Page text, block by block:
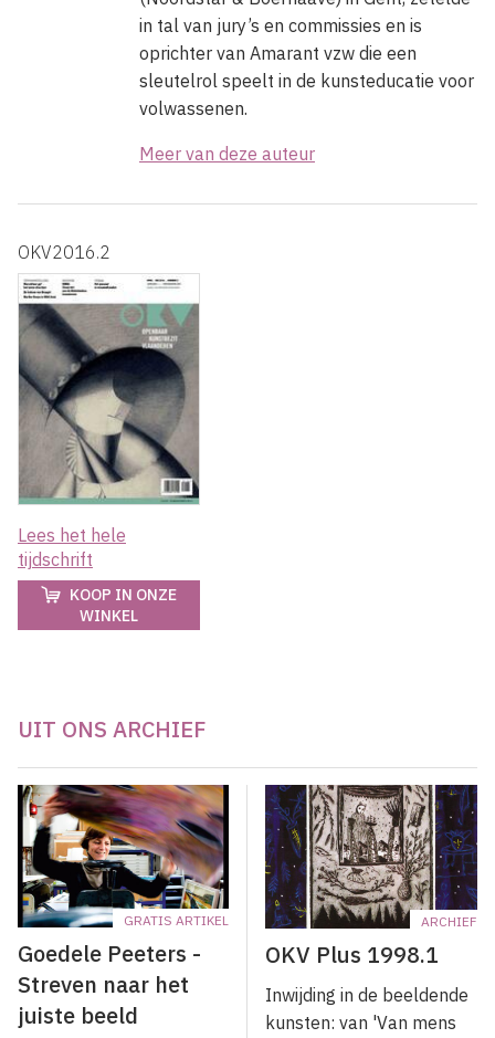
in tal van jury’s en commissies en is
oprichter van Amarant vzw die een
sleutelrol speelt in de kunsteducatie voor
volwassenen.
Meer van deze auteur
OKV2016.2
Lees het hele
tijdschrift
KOOP IN ONZE
WINKEL
UIT ONS ARCHIEF
GRATIS ARTIKEL
Goedele Peeters -
Streven naar het
juiste beeld
ARCHIEF
OKV Plus 1998.1
Inwijding in de beeldende
kunsten: van 'Van mens